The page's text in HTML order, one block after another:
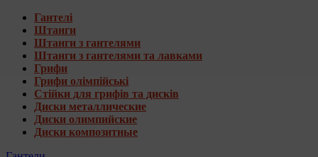
Гантелі
Штанги
Штанги з гантелями
Штанги з гантелями та лавками
Грифи
Грифи олімпійські
Стійки для грифів та дисків
Диски металлические
Диски олимпийские
Диски композитные